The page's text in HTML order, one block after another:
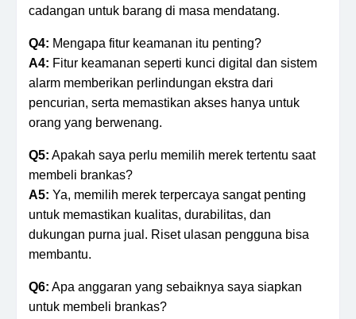
cadangan untuk barang di masa mendatang.
Q4: Mengapa fitur keamanan itu penting?
A4: Fitur keamanan seperti kunci digital dan sistem
alarm memberikan perlindungan ekstra dari
pencurian, serta memastikan akses hanya untuk
orang yang berwenang.
Q5: Apakah saya perlu memilih merek tertentu saat
membeli brankas?
A5: Ya, memilih merek terpercaya sangat penting
untuk memastikan kualitas, durabilitas, dan
dukungan purna jual. Riset ulasan pengguna bisa
membantu.
Q6: Apa anggaran yang sebaiknya saya siapkan
untuk membeli brankas?